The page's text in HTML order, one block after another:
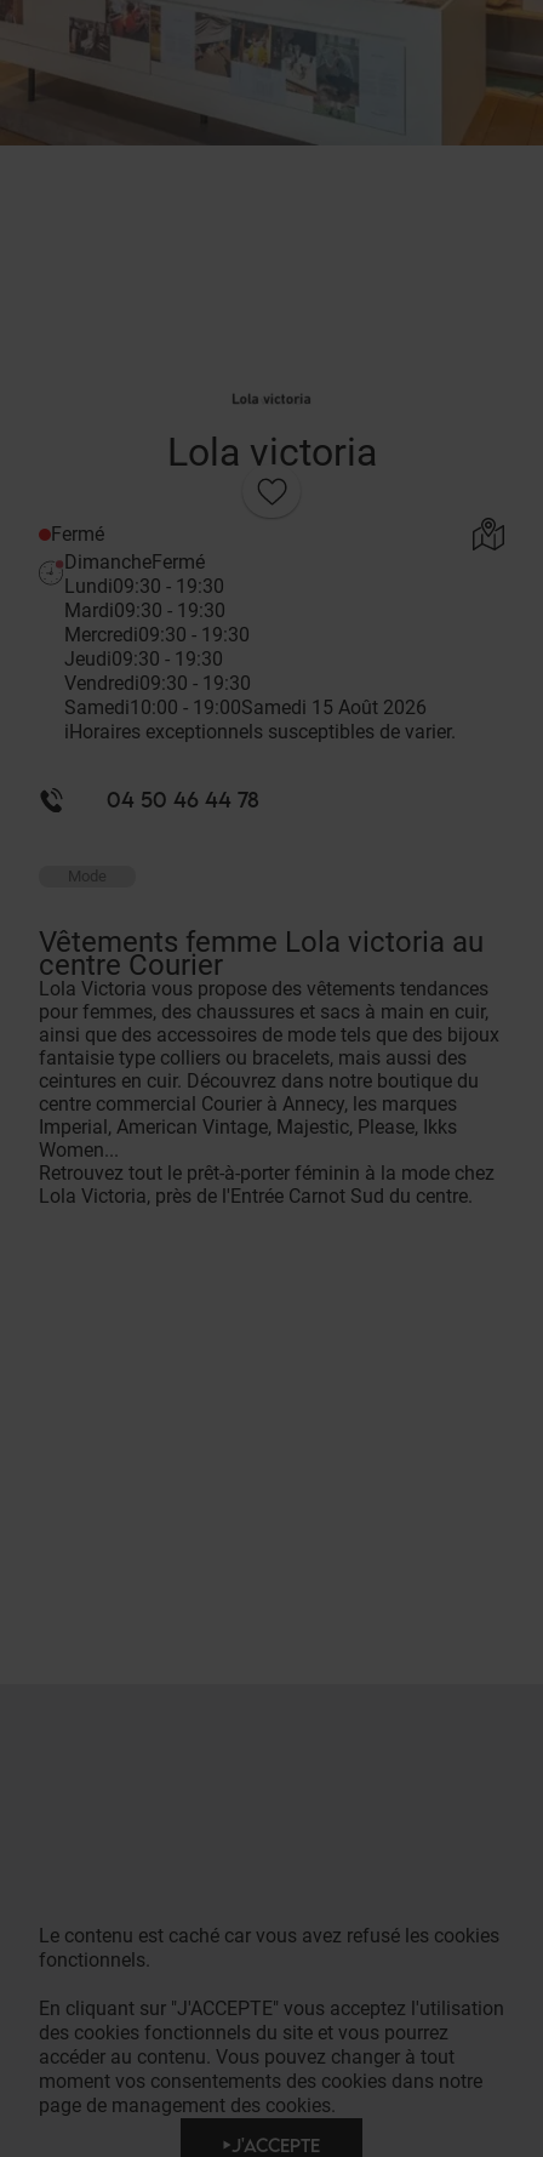
Lola victoria
Fermé
DimancheFermé
Lundi09:30 - 19:30
Mardi09:30 - 19:30
Mercredi09:30 - 19:30
Jeudi09:30 - 19:30
Vendredi09:30 - 19:30
Samedi10:00 - 19:00Samedi 15 Août 2026
i Horaires exceptionnels susceptibles de varier.
04 50 46 44 78
Mode
Vêtements femme Lola victoria au
centre Courier
Lola Victoria vous propose des vêtements tendances
pour femmes, des chaussures et sacs à main en cuir,
ainsi que des accessoires de mode tels que des bijoux
fantaisie type colliers ou bracelets, mais aussi des
ceintures en cuir. Découvrez dans notre boutique du
centre commercial Courier à Annecy, les marques
Imperial, American Vintage, Majestic, Please, Ikks
Women...
Retrouvez tout le prêt-à-porter féminin à la mode chez
Lola Victoria, près de l'Entrée Carnot Sud du centre.
Le contenu est caché car vous avez refusé les cookies
fonctionnels.
En cliquant sur "J'ACCEPTE" vous acceptez l'utilisation
des cookies fonctionnels du site et vous pourrez
accéder au contenu. Vous pouvez changer à tout
moment vos consentements des cookies dans notre
page de management des cookies.
J'ACCEPTE